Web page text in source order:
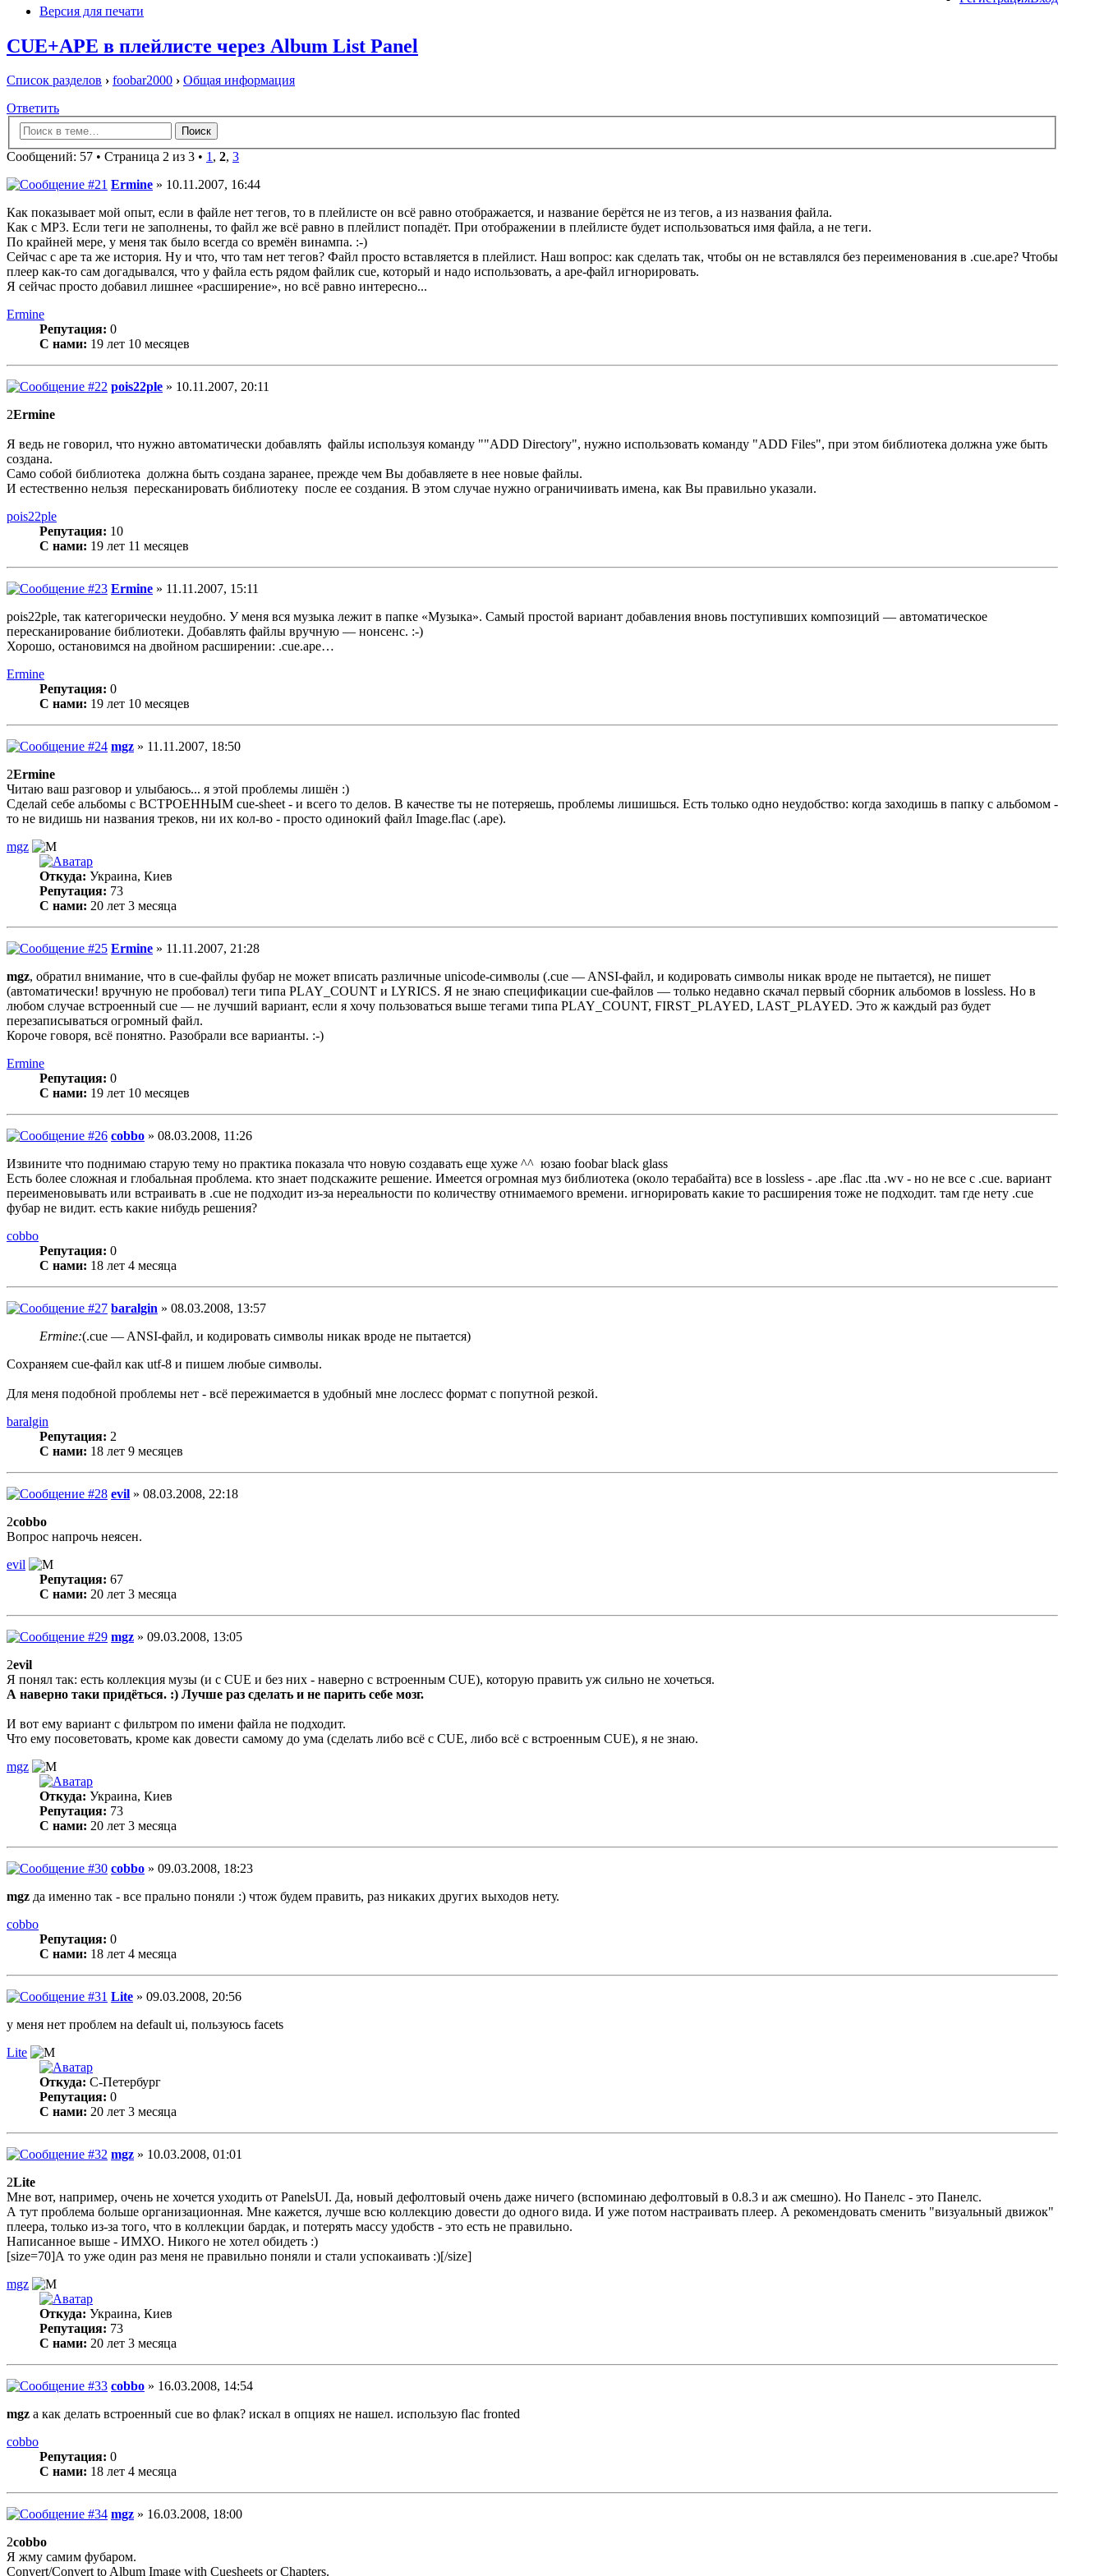
Версия для печати
CUE+APE в плейлисте через Album List Panel
Список разделов › foobar2000 › Общая информация
Ответить
Сообщений: 57 • Страница 2 из 3 • 1 , 2, 3
Ermine » 10.11.2007, 16:44
Как показывает мой опыт, если в файле нет тегов, то в плейлисте он всё равно отображается, и название берётся не из тегов, а из названия файла.
Как с MP3. Если теги не заполнены, то файл же всё равно в плейлист попадёт. При отображении в плейлисте будет использоваться имя файла, а не теги.
По крайней мере, у меня так было всегда со времён винампа. :-)
Сейчас с ape та же история. Ну и что, что там нет тегов? Файл просто вставляется в плейлист. Наш вопрос: как сделать так, чтобы он не вставлялся без переименования в .cue.ape? Чтобы
плеер как-то сам догадывался, что у файла есть рядом файлик cue, который и надо использовать, а ape-файл игнорировать.
Я сейчас просто добавил лишнее «расширение», но всё равно интересно...
Ermine
Репутация: 0
С нами: 19 лет 10 месяцев
pois22ple » 10.11.2007, 20:11
2Ermine
Я ведь не говорил, что нужно автоматически добавлять файлы используя команду ""ADD Directory", нужно использовaть команду "ADD Files", при этом библиотека должна уже быть
создана.
Само собой библиотека должна быть создана заранее, прежде чем Вы добавляете в нее новые файлы.
И естественно нельзя пересканировать библиотеку после ее создания. В этом случае нужно ограничиивать имена, как Вы правильно указали.
pois22ple
Репутация: 10
С нами: 19 лет 11 месяцев
Ermine » 11.11.2007, 15:11
pois22ple, так категорически неудобно. У меня вся музыка лежит в папке «Музыка». Самый простой вариант добавления вновь поступивших композиций — автоматическое
пересканирование библиотеки. Добавлять файлы вручную — нонсенс. :-)
Хорошо, остановимся на двойном расширении: .cue.ape…
Ermine
Репутация: 0
С нами: 19 лет 10 месяцев
mgz » 11.11.2007, 18:50
2Ermine
Читаю ваш разговор и улыбаюсь... я этой проблемы лишён :)
Сделай себе альбомы с ВСТРОЕННЫМ cue-sheet - и всего то делов. В качестве ты не потеряешь, проблемы лишишься. Есть только одно неудобство: когда заходишь в папку с альбомом -
то не видишь ни названия треков, ни их кол-во - просто одинокий файл Image.flac (.ape).
mgz
Откуда: Украина, Киев
Репутация: 73
С нами: 20 лет 3 месяца
Ermine » 11.11.2007, 21:28
mgz, обратил внимание, что в cue-файлы фубар не может вписать различные unicode-символы (.cue — ANSI-файл, и кодировать символы никак вроде не пытается), не пишет
(автоматически! вручную не пробовал) теги типа PLAY_COUNT и LYRICS. Я не знаю спецификации cue-файлов — только недавно скачал первый сборник альбомов в lossless. Но в
любом случае встроенный cue — не лучший вариант, если я хочу пользоваться выше тегами типа PLAY_COUNT, FIRST_PLAYED, LAST_PLAYED. Это ж каждый раз будет
перезаписываться огромный файл.
Короче говоря, всё понятно. Разобрали все варианты. :-)
Ermine
Репутация: 0
С нами: 19 лет 10 месяцев
cobbo » 08.03.2008, 11:26
Извините что поднимаю старую тему но практика показала что новую создавать еще хуже ^^ юзаю foobar black glass
Есть более сложная и глобальная проблема. кто знает подскажите решение. Имеется огромная муз библиотека (около терабайта) все в lossless - .ape .flac .tta .wv - но не все с .cue. вариант
переименовывать или встраивать в .cue не подходит из-за нереальности по количеству отнимаемого времени. игнорировать какие то расширения тоже не подходит. там где нету .cue
фубар не видит. есть какие нибудь решения?
cobbo
Репутация: 0
С нами: 18 лет 4 месяца
baralgin » 08.03.2008, 13:57
Ermine:(.cue — ANSI-файл, и кодировать символы никак вроде не пытается)
Сохраняем cue-файл как utf-8 и пишем любые символы.
Для меня подобной проблемы нет - всё пережимается в удобный мне лослесс формат с попутной резкой.
baralgin
Репутация: 2
С нами: 18 лет 9 месяцев
evil » 08.03.2008, 22:18
2cobbo
Вопрос напрочь неясен.
evil
Репутация: 67
С нами: 20 лет 3 месяца
mgz » 09.03.2008, 13:05
2evil
Я понял так: есть коллекция музы (и с CUE и без них - наверно с встроенным CUE), которую править уж сильно не хочеться.
А наверно таки придёться. :) Лучше раз сделать и не парить себе мозг.
И вот ему вариант с фильтром по имени файла не подходит.
Что ему посоветовать, кроме как довести самому до ума (сделать либо всё с CUE, либо всё с встроенным CUE), я не знаю.
mgz
Откуда: Украина, Киев
Репутация: 73
С нами: 20 лет 3 месяца
cobbo » 09.03.2008, 18:23
mgz да именно так - все прально поняли :) чтож будем править, раз никаких других выходов нету.
cobbo
Репутация: 0
С нами: 18 лет 4 месяца
Lite » 09.03.2008, 20:56
у меня нет проблем на default ui, пользуюсь facets
Lite
Откуда: С-Петербург
Репутация: 0
С нами: 20 лет 3 месяца
mgz » 10.03.2008, 01:01
2Lite
Мне вот, например, очень не хочется уходить от PanelsUI. Да, новый дефолтовый очень даже ничего (вспоминаю дефолтовый в 0.8.3 и аж смешно). Но Панелс - это Панелс.
А тут проблема больше организационная. Мне кажется, лучше всю коллекцию довести до одного вида. И уже потом настраивать плеер. А рекомендовать сменить "визуальный движок"
плеера, только из-за того, что в коллекции бардак, и потерять массу удобств - это есть не правильно.
Написанное выше - ИМХО. Никого не хотел обидеть :)
[size=70]А то уже один раз меня не правильно поняли и стали успокаивать :)[/size]
mgz
Откуда: Украина, Киев
Репутация: 73
С нами: 20 лет 3 месяца
cobbo » 16.03.2008, 14:54
mgz а как делать встроенный cue во флак? искал в опциях не нашел. использую flac fronted
cobbo
Репутация: 0
С нами: 18 лет 4 месяца
mgz » 16.03.2008, 18:00
2cobbo
Я жму самим фубаром.
Convert/Convert to Album Image with Cuesheets or Chapters.